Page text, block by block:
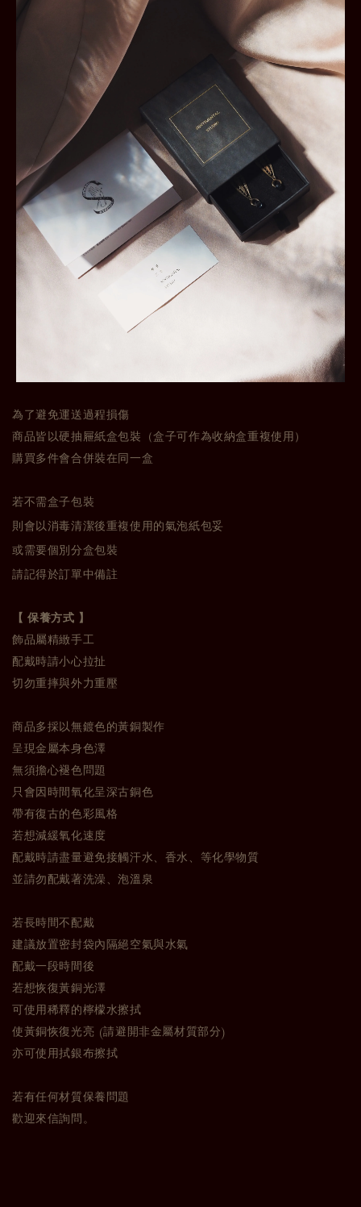
為了避免運送過程損傷
商品皆以硬抽屜紙盒包裝（盒子可作為收納盒重複使用）
購買多件會合併裝在同一盒
若不需盒子包裝
則會以消毒清潔後重複使用的氣泡紙包妥
或需要個別分盒包裝
請記得於訂單中備註
【 保養方式 】
飾品屬精緻手工
配戴時請小心拉扯
切勿重摔與外力重壓
商品多採以無鍍色的黃銅製作
呈現金屬本身色澤
無須擔心褪色問題
只會因時間氧化呈深古銅色
帶有復古的色彩風格
若想減緩氧化速度
配戴時請盡量避免接觸汗水、香水、等化學物質
並請勿配戴著洗澡、泡溫泉
若長時間不配戴
建議放置密封袋內隔絕空氣與水氣
配戴一段時間後
若想恢復黃銅光澤
可使用稀釋的檸檬水擦拭
使黃銅恢復光亮 (請避開非金屬材質部分)
亦可使用拭銀布擦拭
若有任何材質保養問題
歡迎來信詢問。